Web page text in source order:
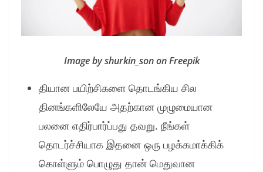
Image by shurkin_son on Freepik
தியான பயிற்சிகளை தொடங்கிய சில
தினங்களிலேயே அதற்கான முழுமையான
பலனை எதிர்பார்ப்பது தவறு. நீங்கள்
தொடர்ச்சியாக இதனை ஒரு பழக்கமாக்கிக்
கொள்ளும் பொழுது தான் மெதுவான